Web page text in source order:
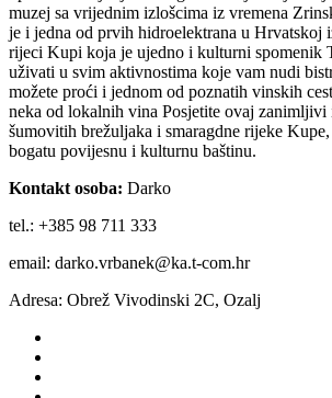
muzej sa vrijednim izlošcima iz vremena
je i jedna od prvih hidroelektrana u Hrvatskoj
rijeci Kupi koja je ujedno i kulturni spomenik
uživati u svim aktivnostima koje vam nudi
možete proći i jednom od poznatih vinskih
neka od lokalnih vina Posjetite ovaj zanimljivi
šumovitih brežuljaka i smaragdne rijeke
bogatu povijesnu i kulturnu baštinu.
Kontakt osoba: Darko
tel.: +385 98 711 333
email: darko.vrbanek@ka.t-com.hr
Adresa: Obrež Vivodinski 2C, Ozalj